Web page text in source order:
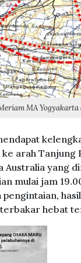
MA
arah
yang
mulai jam
hebat